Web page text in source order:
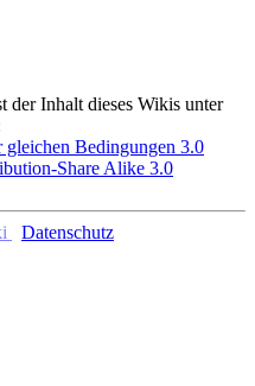
der Inhalt dieses Wikis unter
gleichen Bedingungen 3.0
Share Alike 3.0
Datenschutz